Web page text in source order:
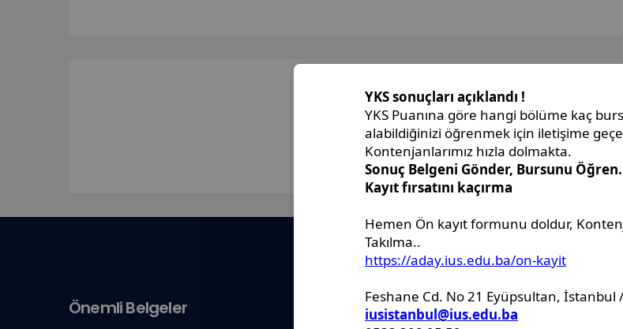
Önemli Belgeler İdari Birimler